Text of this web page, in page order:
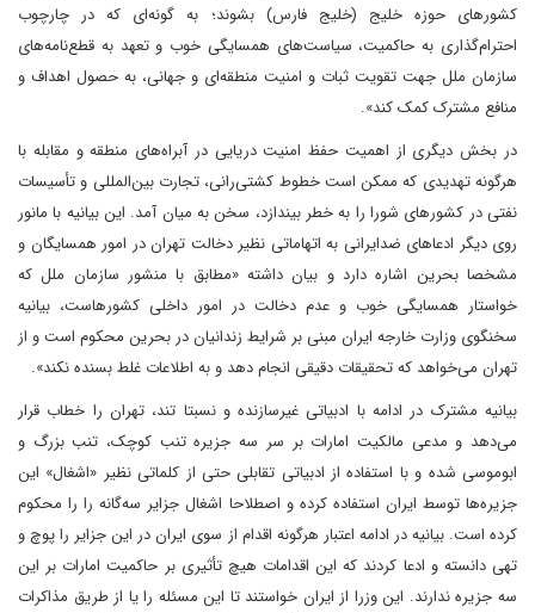
کشورهای حوزه خلیج (خلیج فارس) بشوند؛ به گونه‌ای که در چارچوب
احترام‌گذاری به حاکمیت، سیاست‌های همسایگی خوب و تعهد به قطع‌نامه‌های
سازمان ملل جهت تقویت ثبات و امنیت منطقه‌ای و جهانی، به حصول اهداف و
منافع مشترک کمک کند».
در بخش دیگری از اهمیت حفظ امنیت دریایی در آبراه‌های منطقه و مقابله با
هرگونه تهدیدی که ممکن است خطوط کشتی‌رانی، تجارت بین‌المللی و تأسیسات
نفتی در کشورهای شورا را به خطر بیندازد، سخن به میان آمد. این بیانیه با مانور
روی دیگر ادعاهای ضدایرانی به اتهاماتی نظیر دخالت تهران در امور همسایگان و
مشخصا بحرین اشاره دارد و بیان داشته «مطابق با منشور سازمان ملل که
خواستار همسایگی خوب و عدم دخالت در امور داخلی کشورهاست، بیانیه
سخنگوی وزارت خارجه ایران مبنی بر شرایط زندانیان در بحرین محکوم است و از
تهران می‌خواهد که تحقیقات دقیقی انجام دهد و به اطلاعات غلط بسنده نکند».
بیانیه مشترک در ادامه با ادبیاتی غیرسازنده و نسبتا تند، تهران را خطاب قرار
می‌دهد و مدعی مالکیت امارات بر سر سه جزیره تنب کوچک، تنب بزرگ و
ابوموسی شده و با استفاده از ادبیاتی تقابلی حتی از کلماتی نظیر «اشغال» این
جزیره‌ها توسط ایران استفاده کرده و اصطلاحا اشغال جزایر سه‌گانه را را محکوم
کرده است. بیانیه در ادامه اعتبار هرگونه اقدام از سوی ایران در این جزایر را پوچ و
تهی دانسته و ادعا کردند که این اقدامات هیچ تأثیری بر حاکمیت امارات بر این
سه جزیره ندارند. این وزرا از ایران خواستند تا این مسئله را یا از طریق مذاکرات